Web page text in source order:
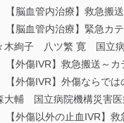
脳血管内治療】救急搬送
脳血管内治療】緊急カテ
木絢子 八ツ繁 寛 国立病
外傷IVR】救急搬送～カ
外傷IVR】外傷ならでは
大輔 国立病院機構災害医
外傷以外の止血IVR】救